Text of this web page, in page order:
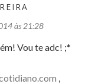
às 21:28
Vou te adc! ;*